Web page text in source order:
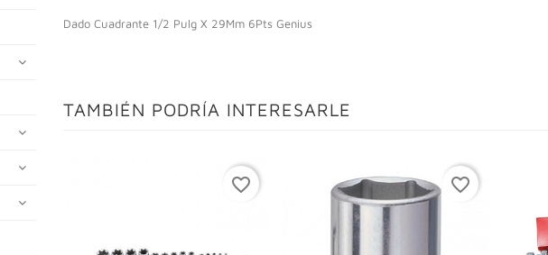
Dado Cuadrante 1/2 Pulg X 29Mm 6Pts Genius
TAMBIÉN PODRÍA INTERESARLE
favorite_border favorite_border